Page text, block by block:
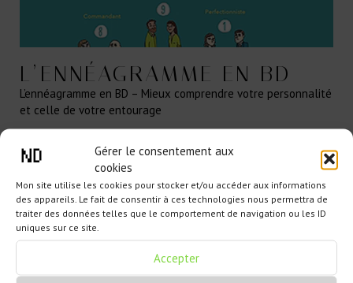
Gérer le consentement aux
cookies
Mon site utilise les cookies pour stocker et/ou accéder aux informations
des appareils. Le fait de consentir à ces technologies nous permettra de
traiter des données telles que le comportement de navigation ou les ID
uniques sur ce site.
Accepter
L’ENNÉAGRAMME EN BD
L’ennéagramme en BD – Mieux comprendre votre personnalité
et celle de votre entourage